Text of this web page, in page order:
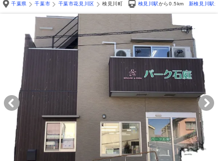
千葉県
千葉市 千葉市花見川区 検見川町 検見川駅から0.5km 新検見川駅